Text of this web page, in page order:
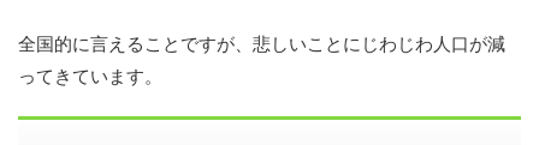
全国的に言えることですが、悲しいことにじわじわ人口が減
ってきています。